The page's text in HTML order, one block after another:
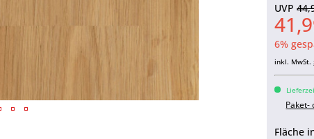
UVP
6%
inkl. MwSt.
Paket-
Fläche